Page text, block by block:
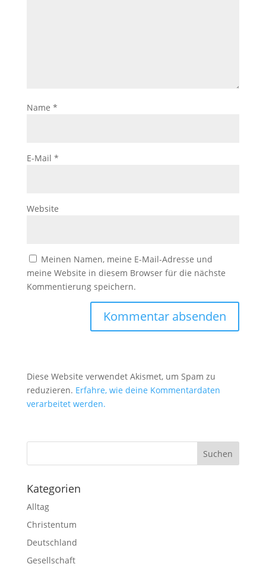
Name *
E-Mail *
Website
Meinen Namen, meine E-Mail-Adresse und
meine Website in diesem Browser für die nächste
Kommentierung speichern.
Diese Website verwendet Akismet, um Spam zu
reduzieren. Erfahre, wie deine Kommentardaten
verarbeitet werden.
Kategorien
Alltag
Christentum
Deutschland
Gesellschaft